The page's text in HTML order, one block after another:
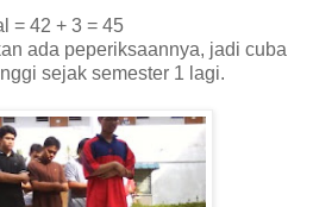
= 42 + 3 = 45
ada peperiksaannya, jadi cuba
sejak semester 1 lagi.